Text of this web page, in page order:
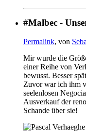
#Malbec -
Permalink, von
Mir wurde die
einer Reihe von
bewusst. Besser
Zuvor war ich ihm
seelenlosen
Ausverkauf der
Schande über sie!